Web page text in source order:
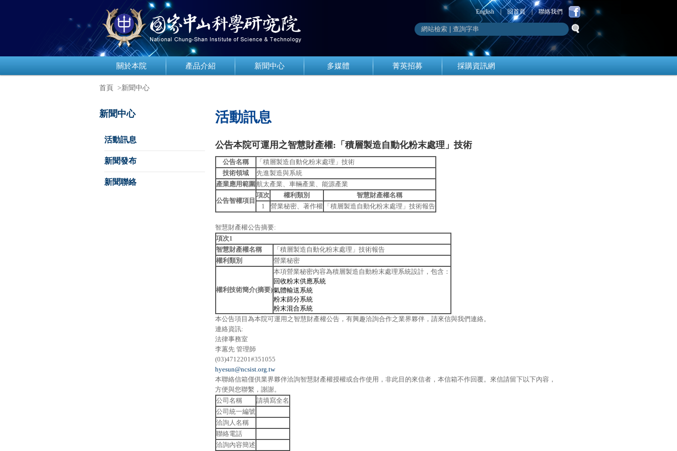
聯絡我們
|
回首頁
English
關於本院 產品介紹 新聞中心 多媒體 菁英招募 採購資訊網
首頁 >新聞中心
新聞中心
活動訊息
新聞發布
新聞聯絡
活動訊息
公告本院可運用之智慧財產權:「積層製造自動化粉末處理」技術
公告名稱
「積層製造自動化粉末處理」技術
技術領域
先進製造與系統
產業應用範圍 航太產業、車輛產業、能源產業
公告智權項目
項次 權利類別
智慧財產權名稱
1
營業秘密、著作權 「積層製造自動化粉末處理」技術報告
智慧財產權公告摘要:
項次1
智慧財產權名稱
「積層製造自動化粉末處理」技術報告
權利類別
營業秘密
權利技術簡介(摘要)
本項營業秘密內容為積層製造自動粉末處理系統設計，包含：
回收粉末供應系統
氣體輸送系統
粉末篩分系統
粉末混合系統
本公告項目為本院可運用之智慧財產權公告，有興趣洽詢合作之業界夥伴，請來信與我們連絡。
連絡資訊:
法律事務室
李蕙先 管理師
(03)4712201#351055
hyesun@ncsist.org.tw
本聯絡信箱僅供業界夥伴洽詢智慧財產權授權或合作使用，非此目的來信者，本信箱不作回覆。來信請留下以下內容，
方便與您聯繫，謝謝。
公司名稱
請填寫全名
公司統一編號
洽詢人名稱
聯絡電話
洽詢內容簡述